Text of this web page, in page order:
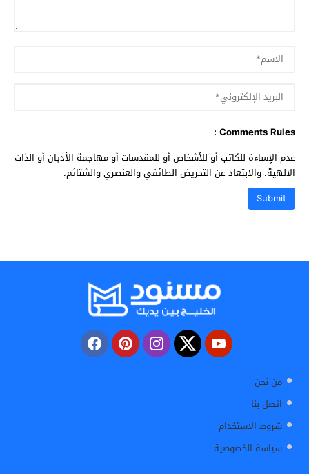
Comments Rules :
عدم الإساءة للكاتب أو للأشخاص أو للمقدسات أو مهاجمة الأديان أو الذات
الالهية. والابتعاد عن التحريض الطائفي والعنصري والشتائم.
من نحن
اتصل بنا
شروط الاستخدام
سياسة الخصوصية